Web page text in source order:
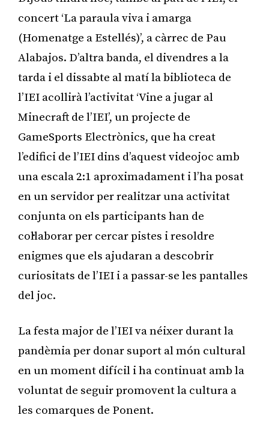
concert ‘La paraula viva i amarga
(Homenatge a Estellés)’, a càrrec de Pau
Alabajos. D’altra banda, el divendres a la
tarda i el dissabte al matí la biblioteca de
l’IEI acollirà l’activitat ‘Vine a jugar al
Minecraft de l’IEI’, un projecte de
GameSports Electrònics, que ha creat
l’edifici de l’IEI dins d’aquest videojoc amb
una escala 2:1 aproximadament i l’ha posat
en un servidor per realitzar una activitat
conjunta on els participants han de
col·laborar per cercar pistes i resoldre
enigmes que els ajudaran a descobrir
curiositats de l’IEI i a passar-se les pantalles
del joc.
La festa major de l’IEI va néixer durant la
pandèmia per donar suport al món cultural
en un moment difícil i ha continuat amb la
voluntat de seguir promovent la cultura a
les comarques de Ponent.